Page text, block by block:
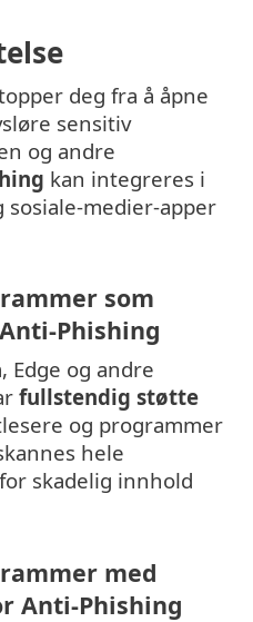
deg fra å åpne
sensitiv
og andre
kan integreres i
medier-apper
som
Phishing
Edge og andre
fullstendig støtte
og programmer
hele
skadelig innhold
med
Anti-Phishing